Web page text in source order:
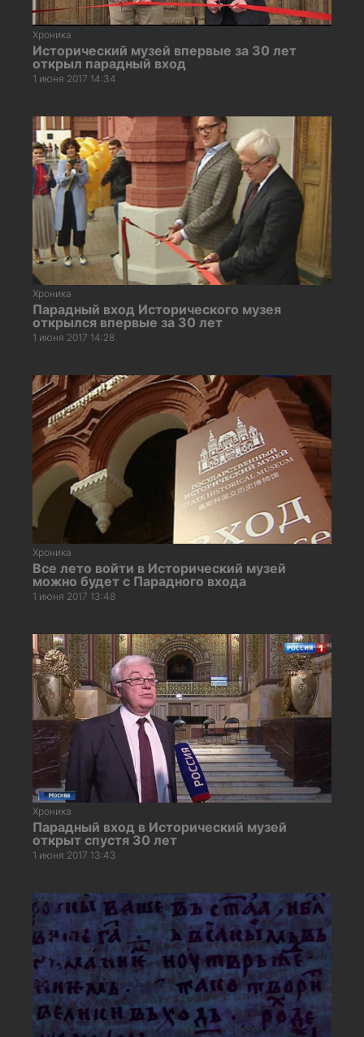
Хроника
Исторический музей впервые за 30 лет
открыл парадный вход
1 июня 2017 14:34
Хроника
Парадный вход Исторического музея
открылся впервые за 30 лет
1 июня 2017 14:28
Хроника
Все лето войти в Исторический музей
можно будет с Парадного входа
1 июня 2017 13:48
Хроника
Парадный вход в Исторический музей
открыт спустя 30 лет
1 июня 2017 13:43